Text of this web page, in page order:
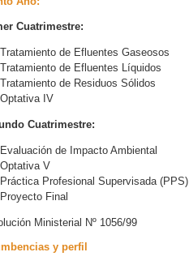
Cuatrimestre:
Tratamiento de Efluentes Gaseosos
Tratamiento de Efluentes Líquidos
Tratamiento de Residuos Sólidos
Optativa IV
Cuatrimestre:
Evaluación de Impacto Ambiental
Optativa V
Práctica Profesional Supervisada (PPS)
Proyecto Final
Ministerial Nº 1056/99
y perfil